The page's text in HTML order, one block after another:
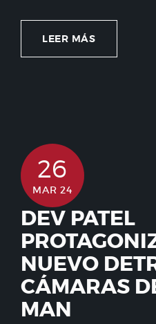
LEER MÁS
26
MAR 24
DEV PATEL
NUEVO
CÁMARAS
MAN